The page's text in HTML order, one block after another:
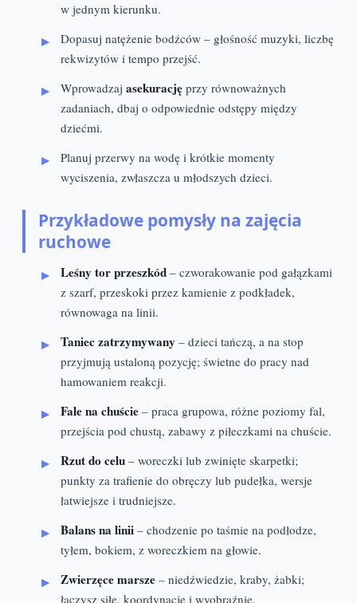
w jednym kierunku.
Dopasuj natężenie bodźców – głośność muzyki, liczbę
rekwizytów i tempo przejść.
Wprowadzaj asekurację przy równoważnych
zadaniach, dbaj o odpowiednie odstępy między
dziećmi.
Planuj przerwy na wodę i krótkie momenty
wyciszenia, zwłaszcza u młodszych dzieci.
Przykładowe pomysły na zajęcia
ruchowe
Leśny tor przeszkód – czworakowanie pod gałązkami
z szarf, przeskoki przez kamienie z podkładek,
równowaga na linii.
Taniec zatrzymywany – dzieci tańczą, a na stop
przyjmują ustaloną pozycję; świetne do pracy nad
hamowaniem reakcji.
Fale na chuście – praca grupowa, różne poziomy fal,
przejścia pod chustą, zabawy z piłeczkami na chuście.
Rzut do celu – woreczki lub zwinięte skarpetki;
punkty za trafienie do obręczy lub pudełka, wersje
łatwiejsze i trudniejsze.
Balans na linii – chodzenie po taśmie na podłodze,
tyłem, bokiem, z woreczkiem na głowie.
Zwierzęce marsze – niedźwiedzie, kraby, żabki;
łączysz siłę, koordynację i wyobraźnię.